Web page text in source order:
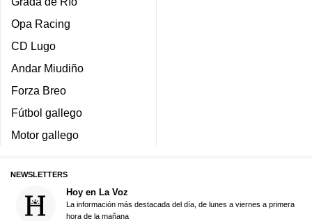
Opa Racing
CD Lugo
Andar Miudiño
Forza Breo
Fútbol gallego
Motor gallego
NEWSLETTERS
Hoy en La Voz
La información más destacada del día, de lunes a viernes a primera
hora de la mañana